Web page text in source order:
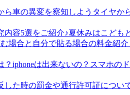
タイヤか
夏休みはこども
スマホの